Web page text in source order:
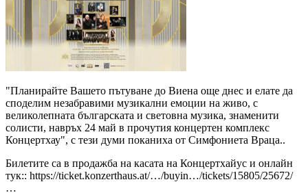
"Планирайте Вашето пътуване до Виена още днес и елате да
споделим незабравими музикални емоции на живо, с
великолепната българската и световна музика, знаменити
солисти, навръх 24 май в прочутия концертен комплекс
Концертхау", с тези думи поканиха от Симфониета Враца..
Билетите са в продажба на касата на Концертхайус и онлайн
тук:: https://ticket.konzerthaus.at/…/buyin…/tickets/15805/25672/
…